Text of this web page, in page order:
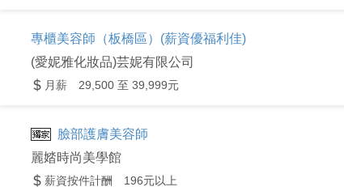
專櫃美容師（板橋區）(薪資優福利佳)
(愛妮雅化妝品)芸妮有限公司
月薪 29,500 至 39,999元
臉部護膚美容師
麗㛥時尚美學館
薪資按件計酬 196元以上